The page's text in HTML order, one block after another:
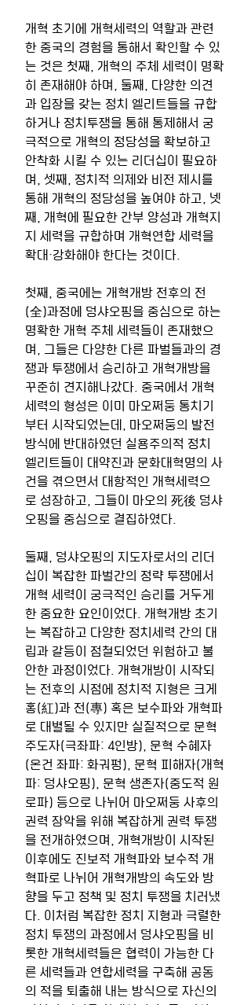
개혁 초기에 개혁세력의 역할과 관련
한 중국의 경험을 통해서 확인할 수 있
는 것은 첫째, 개혁의 주체 세력이 명확
히 존재해야 하며, 둘째, 다양한 의견
과 입장을 갖는 정치 엘리트들을 규합
하거나 정치투쟁을 통해 통제해서 궁
극적으로 개혁의 정당성을 확보하고
안착화 시킬 수 있는 리더십이 필요하
며, 셋째, 정치적 의제와 비전 제시를
통해 개혁의 정당성을 높여야 하고, 넷
째, 개혁에 필요한 간부 양성과 개혁지
지 세력을 규합하며 개혁연합 세력을
확대·강화해야 한다는 것이다.
첫째, 중국에는 개혁개방 전후의 전
(全)과정에 덩샤오핑을 중심으로 하는
명확한 개혁 주체 세력들이 존재했으
며, 그들은 다양한 다른 파벌들과의 경
쟁과 투쟁에서 승리하고 개혁개방을
꾸준히 견지해나갔다. 중국에서 개혁
세력의 형성은 이미 마오쩌둥 통치기
부터 시작되었는데, 마오쩌둥의 발전
방식에 반대하였던 실용주의적 정치
엘리트들이 대약진과 문화대혁명의 사
건을 겪으면서 대항적인 개혁세력으
로 성장하고, 그들이 마오의 死後 덩샤
오핑을 중심으로 결집하였다.
둘째, 덩샤오핑의 지도자로서의 리더
십이 복잡한 파벌간의 정략 투쟁에서
개혁 세력이 궁극적인 승리를 거두게
한 중요한 요인이었다. 개혁개방 초기
는 복잡하고 다양한 정치세력 간의 대
립과 갈등이 점철되었던 위험하고 불
안한 과정이었다. 개혁개방이 시작되
는 전후의 시점에 정치적 지형은 크게
홍(紅)과 전(專) 혹은 보수파와 개혁파
로 대별될 수 있지만 실질적으로 문혁
주도자(극좌파: 4인방), 문혁 수혜자
(온건 좌파: 화궈펑), 문혁 피해자(개혁
파: 덩샤오핑), 문혁 생존자(중도적 원
로파) 등으로 나뉘어 마오쩌둥 사후의
권력 장악을 위해 복잡하게 권력 투쟁
을 전개하였으며, 개혁개방이 시작된
이후에도 진보적 개혁파와 보수적 개
혁파로 나뉘어 개혁개방의 속도와 방
향을 두고 정책 및 정치 투쟁을 치러냈
다. 이처럼 복잡한 정치 지형과 극렬한
정치 투쟁의 과정에서 덩샤오핑을 비
롯한 개혁세력들은 협력이 가능한 다
른 세력들과 연합세력을 구축해 공동
의 적을 퇴출해 내는 방식으로 자신의